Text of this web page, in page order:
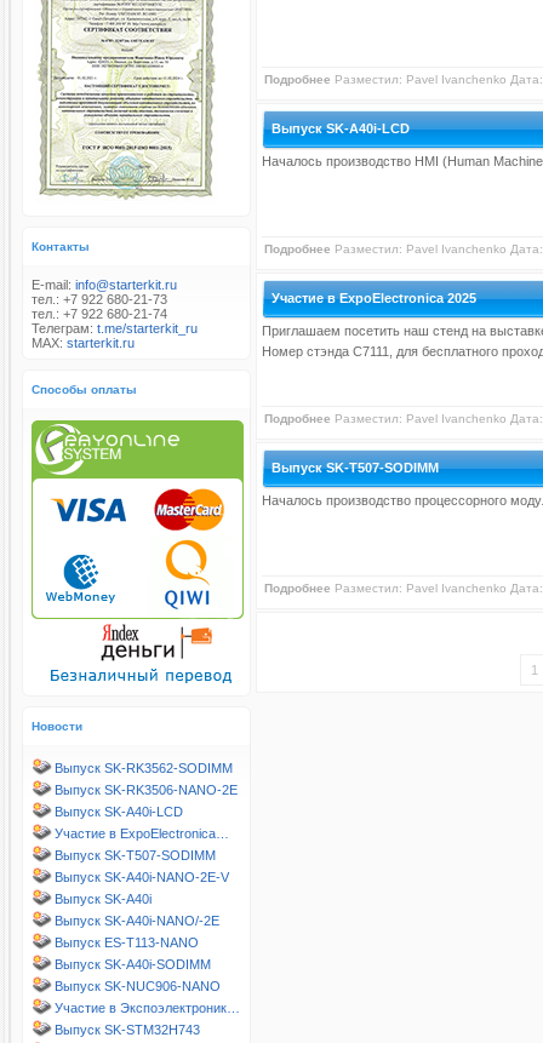
Контакты
E-mail: info@starterkit.ru
тел.: +7 922 680-21-73
тел.: +7 922 680-21-74
Телеграм: t.me/starterkit_ru
MAX: starterkit.ru
Способы оплаты
Новости
Выпуск SK-RK3562-SODIMM
Выпуск SK-RK3506-NANO-2E
Выпуск SK-A40i-LCD
Участие в ExpoElectronica…
Выпуск SK-T507-SODIMM
Выпуск SK-A40i-NANO-2E-V
Выпуск SK-A40i
Выпуск SK-A40i-NANO/-2E
Выпуск ES-T113-NANO
Выпуск SK-A40i-SODIMM
Выпуск SK-NUC906-NANO
Участие в Экспоэлектроник…
Выпуск SK-STM32H743
Подробнее Разместил: Pavel Ivanchenko
Выпуск SK-A40i-LCD
Началось производство HMI (Human
Подробнее Разместил: Pavel Ivanchenko
Участие в ExpoElectronica 2025
Приглашаем посетить наш стенд на
Номер стэнда С7111, для бесплатного
Подробнее Разместил: Pavel Ivanchenko
Выпуск SK-T507-SODIMM
Началось производство процессорного
Подробнее Разместил: Pavel Ivanchenko
1